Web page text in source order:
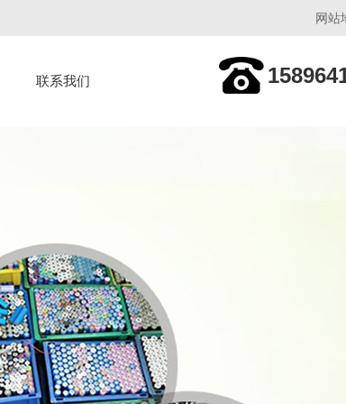
网站
联系我们